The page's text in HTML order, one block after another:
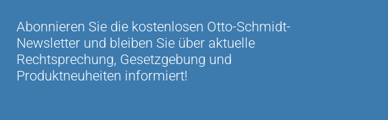
Abonnieren Sie die kostenlosen Otto-Schmidt-
Newsletter und bleiben Sie über aktuelle
Rechtsprechung, Gesetzgebung und
Produktneuheiten informiert!